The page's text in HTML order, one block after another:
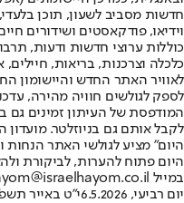
חדשות מסביב לשעון, תוכן
וידיאו, פודקאסטים ושידורים
כוללות ערוצי חדשות ודעות,
לאוויר האתר החדש והיישומון
לספק לגולשים חוויה מהירה,
המודפסת של העיתון זמינים גם
לקבל אותם גם בניוזלטר.
היום" מציע לגולשי האתר הנחות
היום פתוח להערות, לביקורת
במייל hayom@israelhayom.co.il.
יום רביעי, 6.5.2026
י"ט באייר